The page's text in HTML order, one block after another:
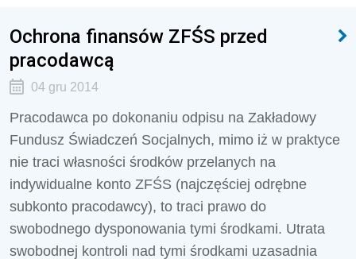
Ochrona finansów ZFŚS przed
pracodawcą
04 gru 2014
Pracodawca po dokonaniu odpisu na Zakładowy
Fundusz Świadczeń Socjalnych, mimo iż w praktyce
nie traci własności środków przelanych na
indywidualne konto ZFŚS (najczęściej odrębne
subkonto pracodawcy), to traci prawo do
swobodnego dysponowania tymi środkami. Utrata
swobodnej kontroli nad tymi środkami uzasadnia